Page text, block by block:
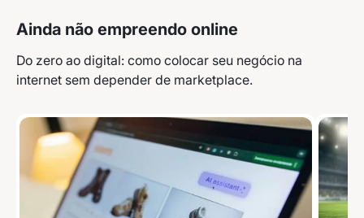
Ainda não empreendo online
Do zero ao digital: como colocar seu negócio na
internet sem depender de marketplace.